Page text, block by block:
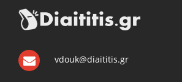
vdouk@diaititis.gr